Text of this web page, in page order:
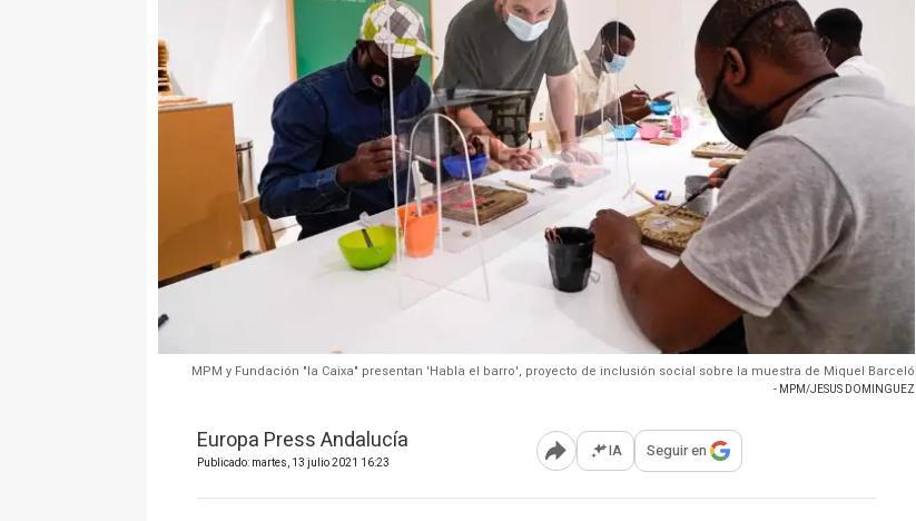
MPM y Fundación "la Caixa" presentan 'Habla el barro', proyecto de inclusión social sobre la muestra de Miquel Barceló
- MPM/JESUS DOMINGUEZ
Europa Press Andalucía
Publicado: martes, 13 julio 2021 16:23 Abrir opciones para compartir
IA Seguir en